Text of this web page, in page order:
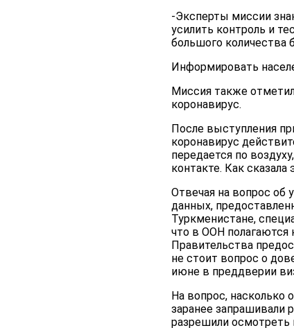
-Эксперты миссии
усилить контроль и
большого количества
Информировать
Миссия также
коронавирус.
После выступления
коронавирус
передается по
контакте. Как
Отвечая на вопрос об
данных,
Туркменистане,
что в ООН полагаются
Правительства
не стоит вопрос о
июне в преддверии
На вопрос, насколько
заранее запрашивали
разрешили